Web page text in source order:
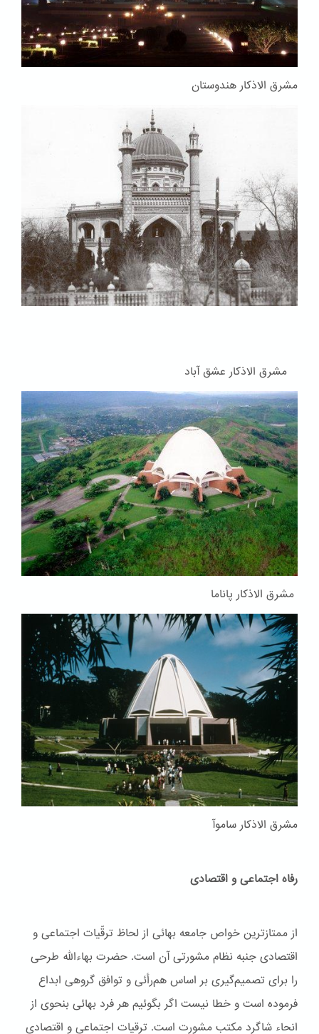
مشرق الاذکار هندوستان
مشرق الاذکار عشق آباد
مشرق الاذکار پاناما
مشرق الاذکار ساموآ
رفاه اجتماعی و اقتصادی
از ممتازترین خواص جامعه بهائی از لحاظ ترقّیات اجتماعی و
اقتصادی جنبه نظام مشورتی آن است. حضرت بهاءاللّه طرحی
را برای تصمیم‌گیری بر اساس هم‌رأئی و توافق گروهی ابداع
فرموده است و خطا نیست اگر بگوئیم هر فرد بهائی بنحوی از
انحاء شاگرد مکتب مشورت است. ترقیات اجتماعی و اقتصادی